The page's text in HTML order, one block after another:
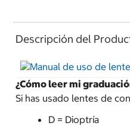
Descripción del
¿Cómo leer mi
Si has usado lentes de
D = Dioptría